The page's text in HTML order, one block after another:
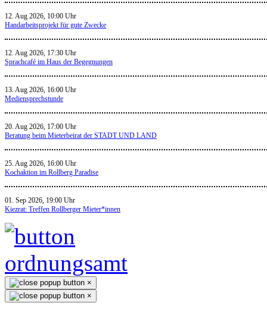
12. Aug 2026, 10:00 Uhr
Handarbeitsprojekt für gute Zwecke
12. Aug 2026, 17:30 Uhr
Sprachcafé im Haus der Begegnungen
13. Aug 2026, 16:00 Uhr
Mediensprechstunde
20. Aug 2026, 17:00 Uhr
Beratung beim Mieterbeirat der STADT UND LAND
25. Aug 2026, 16:00 Uhr
Kochaktion im Rollberg Paradise
01. Sep 2026, 19:00 Uhr
Kiezrat: Treffen Rollberger Mieter*innen
×
×